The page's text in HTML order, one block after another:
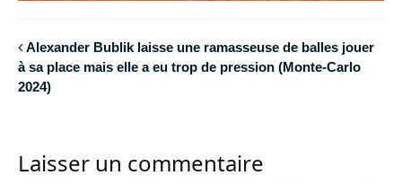
Alexander Bublik laisse une ramasseuse de balles jouer
à sa place mais elle a eu trop de pression (Monte-Carlo
2024)
Laisser un commentaire